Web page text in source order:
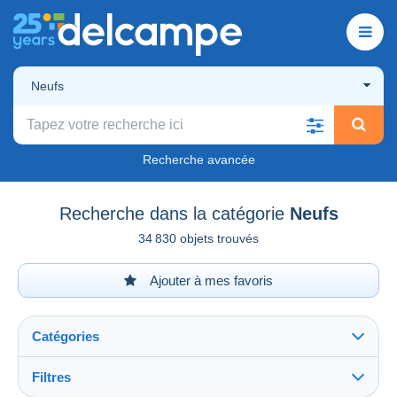
Neufs
Recherche avancée
Recherche dans la catégorie Neufs
34 830 objets trouvés
Ajouter à mes favoris
Catégories
Filtres